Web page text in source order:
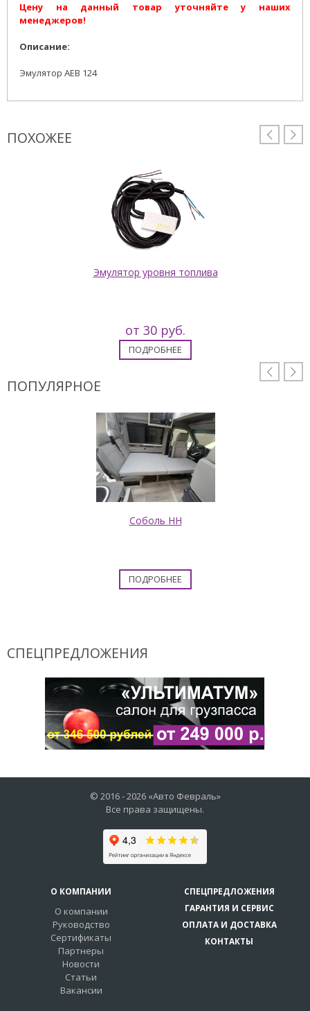
Цену на данный товар уточняйте у наших
менеджеров!
Описание:
Эмулятор AEB 124
 
ПОХОЖЕЕ
Эмулятор уровня топлива
от 30 руб.
ПОДРОБНЕЕ
 
ПОПУЛЯРНОЕ
Соболь НН
ПОДРОБНЕЕ
СПЕЦПРЕДЛОЖЕНИЯ
© 2016 -2026 «Авто Февраль»
Все права защищены.
О КОМПАНИИ
О компании
Руководство
Сертификаты
Партнеры
Новости
Статьи
Вакансии
СПЕЦПРЕДЛОЖЕНИЯ
ГАРАНТИЯ И СЕРВИС
ОПЛАТА И ДОСТАВКА
КОНТАКТЫ